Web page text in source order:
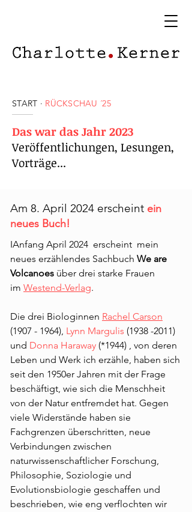
START · RÜCKSCHAU ´25
Das war das Jahr 2023
Veröffentlichungen, Lesungen,
Vorträge...
Am 8. April 2024 erscheint ein
neues Buch!
IAnfang April 2024 erscheint mein
neues erzählendes Sachbuch We are
Volcanoes über drei starke Frauen
im Westend-Verlag.
Die drei Biologinnen Rachel Carson
(1907 - 1964), Lynn Margulis (1938 -2011)
und Donna Haraway (*1944) , von deren
Leben und Werk ich erzähle, haben sich
seit den 1950er Jahren mit der Frage
beschäftigt, wie sich die Menschheit
von der Natur entfremdet hat. Gegen
viele Widerstände haben sie
Fachgrenzen überschritten, neue
Verbindungen zwischen
naturwissenschaftlicher Forschung,
Philosophie, Soziologie und
Evolutionsbiologie geschaffen und
beschrieben, wie eng verflochten wir